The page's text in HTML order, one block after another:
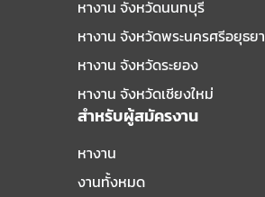
หางาน จังหวัดนนทบุรี
หางาน จังหวัดพระนครศรีอยุธยา
หางาน จังหวัดระยอง
หางาน จังหวัดเชียงใหม่
สำหรับผู้สมัครงาน
หางาน
งานทั้งหมด